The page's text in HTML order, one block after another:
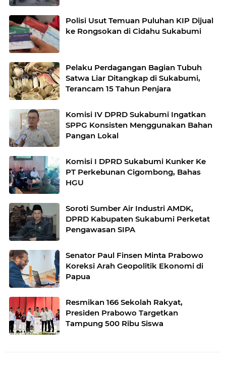
Polisi Usut Temuan Puluhan KIP Dijual
ke Rongsokan di Cidahu Sukabumi
Pelaku Perdagangan Bagian Tubuh
Satwa Liar Ditangkap di Sukabumi,
Terancam 15 Tahun Penjara
Komisi IV DPRD Sukabumi Ingatkan
SPPG Konsisten Menggunakan Bahan
Pangan Lokal
Komisi I DPRD Sukabumi Kunker Ke
PT Perkebunan Cigombong, Bahas
HGU
Soroti Sumber Air Industri AMDK,
DPRD Kabupaten Sukabumi Perketat
Pengawasan SIPA
Senator Paul Finsen Minta Prabowo
Koreksi Arah Geopolitik Ekonomi di
Papua
Resmikan 166 Sekolah Rakyat,
Presiden Prabowo Targetkan
Tampung 500 Ribu Siswa